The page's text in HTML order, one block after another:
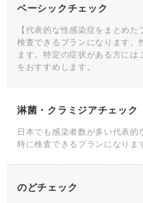
ベーシックチェック
【代表的な性感染症をまとめ
検査できるプランになります。
ます。特定の症状がある方には
をおすすめします。
淋菌・クラミジアチェック
日本でも感染者数が多い代表
時に検査できるプランになりま
のどチェック